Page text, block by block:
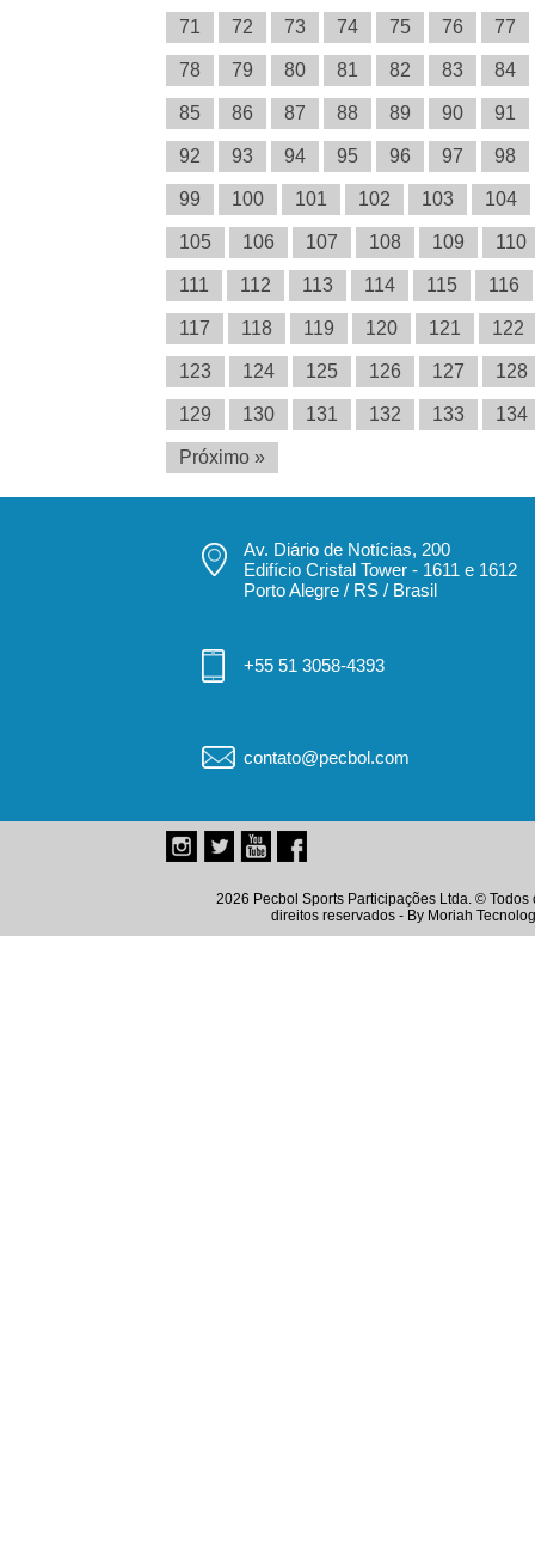
71 72 73 74 75 76 77
78 79 80 81 82 83 84
85 86 87 88 89 90 91
92 93 94 95 96 97 98
99 100 101 102 103 104
105 106 107 108 109 110
111 112 113 114 115 116
117 118 119 120 121 122
123 124 125 126 127 128
129 130 131 132 133 134
Próximo »
Av. Diário de Notícias, 200
Edifício Cristal Tower - 1611 e 1612
Porto Alegre / RS / Brasil
+55 51 3058-4393
contato@pecbol.com
2026 Pecbol Sports Participações Ltda. © Todos
direitos reservados - By Moriah